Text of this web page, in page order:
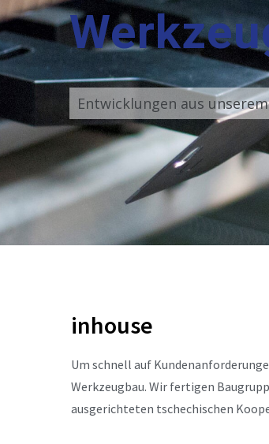
Entwicklungen aus
inhouse
Um schnell auf
Werkzeugbau. Wir fertigen
ausgerichteten tschechischen